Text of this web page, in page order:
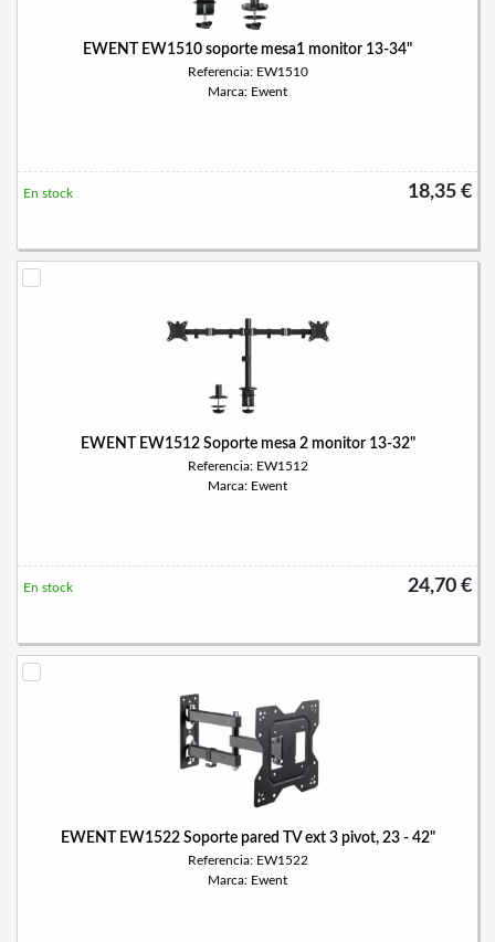
EWENT EW1510 soporte mesa1 monitor 13-34"
Referencia: EW1510
Marca: Ewent
18,35 €
En stock
EWENT EW1512 Soporte mesa 2 monitor 13-32"
Referencia: EW1512
Marca: Ewent
24,70 €
En stock
EWENT EW1522 Soporte pared TV ext 3 pivot, 23 - 42"
Referencia: EW1522
Marca: Ewent